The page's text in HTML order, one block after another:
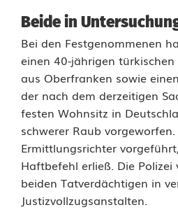
a
t
h
:
P
o
l
i
Beide in
Bei den Festgenommenen
einen 40-jährigen
aus Oberfranken sowie
der nach dem derzeitigen
festen Wohnsitz in
schwerer Raub
Ermittlungsrichter
Haftbefehl erließ. Die Polizei
beiden Tatverdächtigen in
Justizvollzugsanstalten.